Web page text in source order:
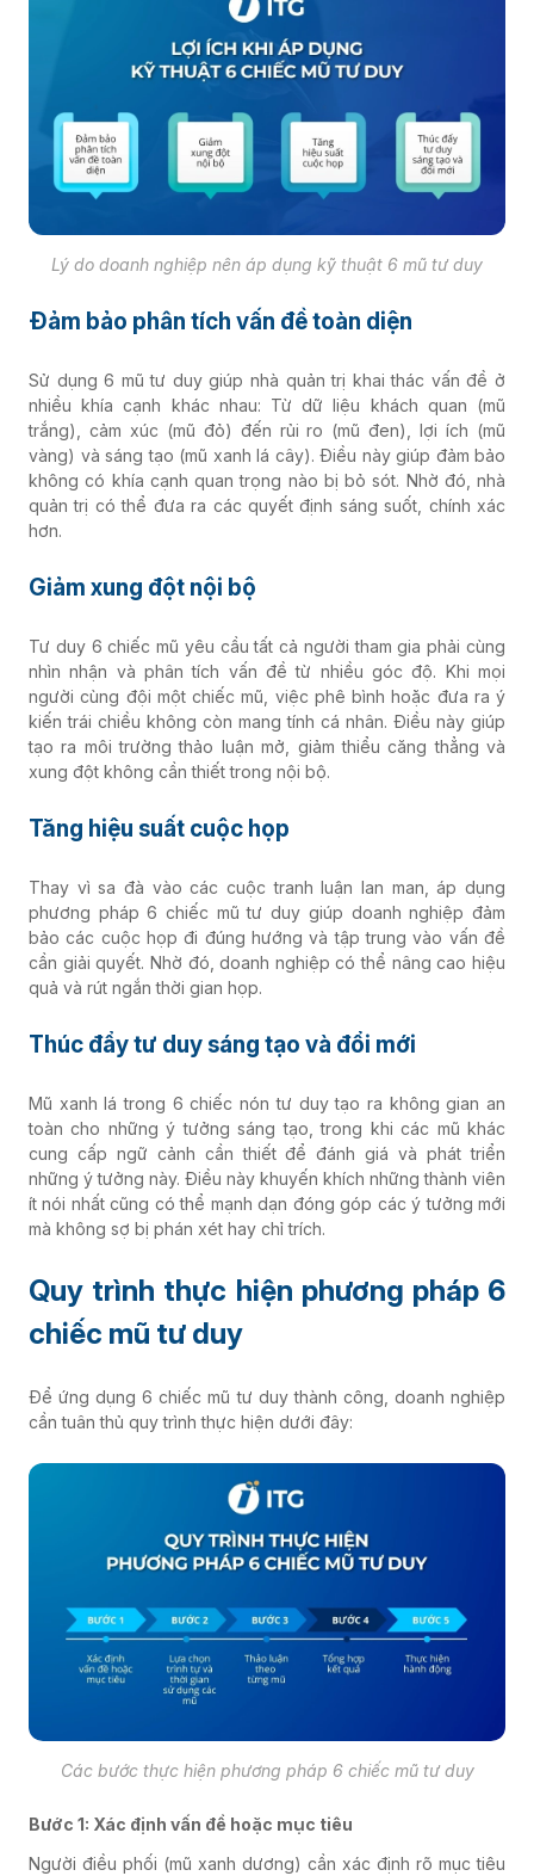
Lý do doanh nghiệp nên áp dụng kỹ thuật 6 mũ tư duy
Đảm bảo phân tích vấn đề toàn diện
Sử dụng 6 mũ tư duy giúp nhà quản trị khai thác vấn đề ở
nhiều khía cạnh khác nhau: Từ dữ liệu khách quan (mũ
trắng), cảm xúc (mũ đỏ) đến rủi ro (mũ đen), lợi ích (mũ
vàng) và sáng tạo (mũ xanh lá cây). Điều này giúp đảm bảo
không có khía cạnh quan trọng nào bị bỏ sót. Nhờ đó, nhà
quản trị có thể đưa ra các quyết định sáng suốt, chính xác
hơn.
Giảm xung đột nội bộ
Tư duy 6 chiếc mũ yêu cầu tất cả người tham gia phải cùng
nhìn nhận và phân tích vấn đề từ nhiều góc độ. Khi mọi
người cùng đội một chiếc mũ, việc phê bình hoặc đưa ra ý
kiến trái chiều không còn mang tính cá nhân. Điều này giúp
tạo ra môi trường thảo luận mở, giảm thiểu căng thẳng và
xung đột không cần thiết trong nội bộ.
Tăng hiệu suất cuộc họp
Thay vì sa đà vào các cuộc tranh luận lan man, áp dụng
phương pháp 6 chiếc mũ tư duy giúp doanh nghiệp đảm
bảo các cuộc họp đi đúng hướng và tập trung vào vấn đề
cần giải quyết. Nhờ đó, doanh nghiệp có thể nâng cao hiệu
quả và rút ngắn thời gian họp.
Thúc đẩy tư duy sáng tạo và đổi mới
Mũ xanh lá trong 6 chiếc nón tư duy tạo ra không gian an
toàn cho những ý tưởng sáng tạo, trong khi các mũ khác
cung cấp ngữ cảnh cần thiết để đánh giá và phát triển
những ý tưởng này. Điều này khuyến khích những thành viên
ít nói nhất cũng có thể mạnh dạn đóng góp các ý tưởng mới
mà không sợ bị phán xét hay chỉ trích.
Quy trình thực hiện phương pháp 6
chiếc mũ tư duy
Để ứng dụng 6 chiếc mũ tư duy thành công, doanh nghiệp
cần tuân thủ quy trình thực hiện dưới đây:
Các bước thực hiện phương pháp 6 chiếc mũ tư duy
Bước 1: Xác định vấn đề hoặc mục tiêu
Người điều phối (mũ xanh dương) cần xác định rõ mục tiêu